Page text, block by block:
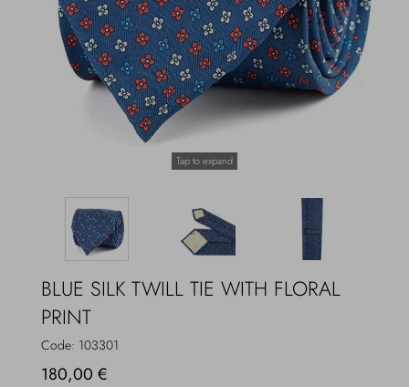
Overcoats
Tap to expand
BLUE SILK TWILL TIE WITH FLORAL
PRINT
Code: 103301
180,00 €